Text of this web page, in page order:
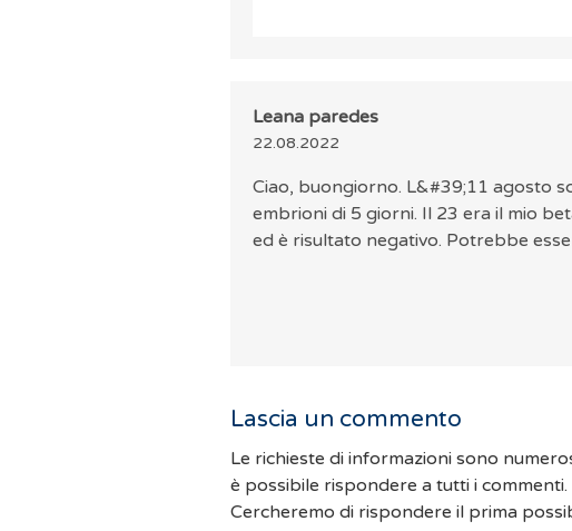
Leana paredes
22.08.2022
Ciao, buongiorno. L&#39;11 agosto
embrioni di 5 giorni. Il 23 era il mio
ed è risultato negativo. Potrebbe
Lascia un commento
Le richieste di informazioni sono
è possibile rispondere a tutti i commenti.
Cercheremo di rispondere il prima